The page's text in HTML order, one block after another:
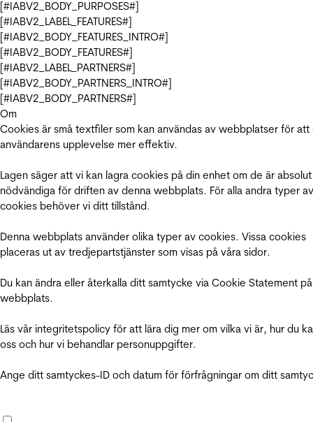
[#IABV2_BODY_PURPOSES#]
[#IABV2_LABEL_FEATURES#]
[#IABV2_BODY_FEATURES_INTRO#]
[#IABV2_BODY_FEATURES#]
[#IABV2_LABEL_PARTNERS#]
[#IABV2_BODY_PARTNERS_INTRO#]
[#IABV2_BODY_PARTNERS#]
Om
Cookies är små textfiler som kan användas av webbplatser för att
användarens upplevelse mer effektiv.
Lagen säger att vi kan lagra cookies på din enhet om de är absolut
nödvändiga för driften av denna webbplats. För alla andra typer av
cookies behöver vi ditt tillstånd.
Denna webbplats använder olika typer av cookies. Vissa cookies
placeras ut av tredjepartstjänster som visas på våra sidor.
Du kan ändra eller återkalla ditt samtycke via Cookie Statement
webbplats.
Läs vår integritetspolicy för att lära dig mer om vilka vi är, hur du
oss och hur vi behandlar personuppgifter.
Ange ditt samtyckes-ID och datum för förfrågningar om ditt